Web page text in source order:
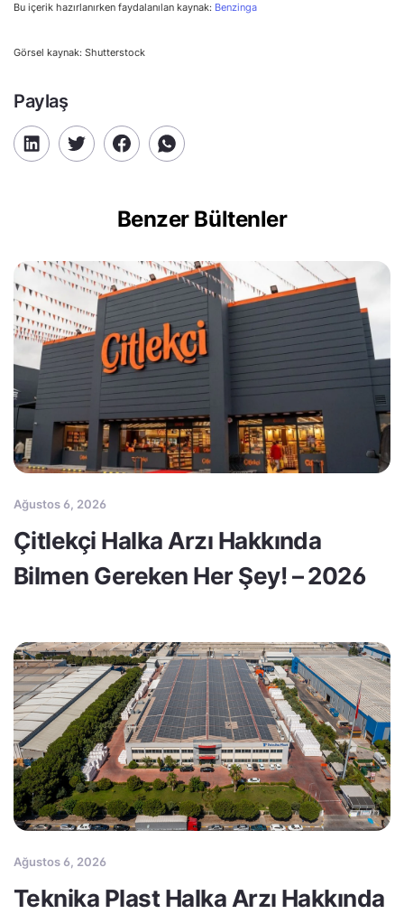
Bu içerik hazırlanırken faydalanılan kaynak: Benzinga
Görsel kaynak: Shutterstock
Paylaş
Benzer Bültenler
Ağustos 6, 2026
Çitlekçi Halka Arzı Hakkında
Bilmen Gereken Her Şey! – 2026
Ağustos 6, 2026
Teknika Plast Halka Arzı Hakkında